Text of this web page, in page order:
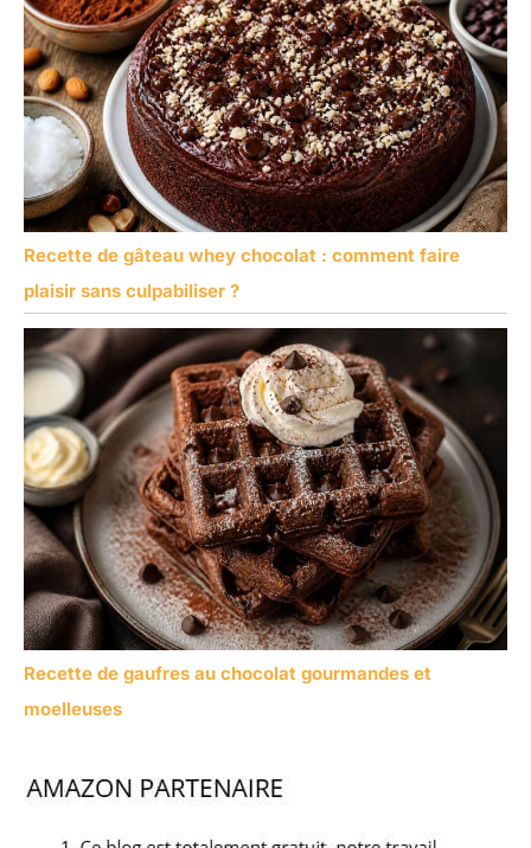
Recette de gâteau whey chocolat : comment faire
plaisir sans culpabiliser ?
Recette de gaufres au chocolat gourmandes et
moelleuses